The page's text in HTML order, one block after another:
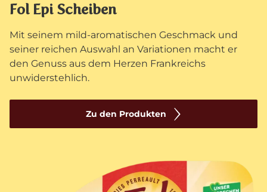
Fol Epi Scheiben
Mit seinem mild-aromatischen Geschmack und
seiner reichen Auswahl an Variationen macht er
den Genuss aus dem Herzen Frankreichs
unwiderstehlich.
Zu den Produkten